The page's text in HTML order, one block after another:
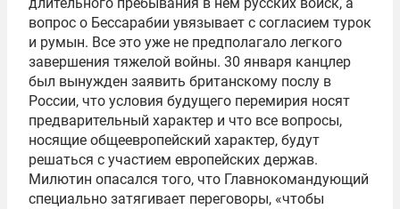
вопрос о Бессарабии увязывает с согласием турок
и румын. Все это уже не предполагало легкого
завершения тяжелой войны. 30 января канцлер
был вынужден заявить британскому послу в
России, что условия будущего перемирия носят
предварительный характер и что все вопросы,
носящие общеевропейский характер, будут
решаться с участием европейских держав.
Милютин опасался того, что Главнокомандующий
специально затягивает переговоры, «чтобы